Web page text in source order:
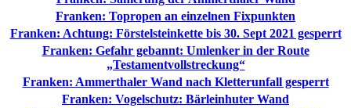
Franken: Topropen an einzelnen Fixpunkten
Franken: Achtung: Förstelsteinkette bis 30. Sept 2021 gesperrt
Franken: Gefahr gebannt: Umlenker in der Route
„Testamentvollstreckung“
Franken: Ammerthaler Wand nach Kletterunfall gesperrt
Franken: Vogelschutz: Bärleinhuter Wand